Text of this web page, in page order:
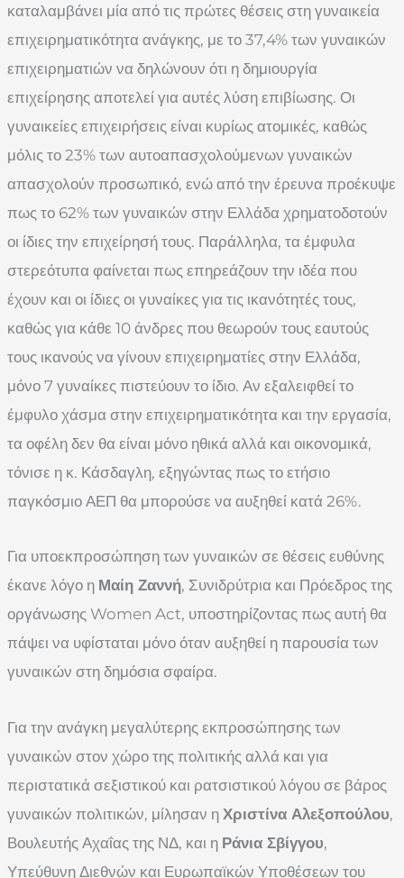
καταλαμβάνει μία από τις πρώτες θέσεις στη γυναικεία
επιχειρηματικότητα ανάγκης, με το 37,4% των γυναικών
επιχειρηματιών να δηλώνουν ότι η δημιουργία
επιχείρησης αποτελεί για αυτές λύση επιβίωσης. Οι
γυναικείες επιχειρήσεις είναι κυρίως ατομικές, καθώς
μόλις το 23% των αυτοαπασχολούμενων γυναικών
απασχολούν προσωπικό, ενώ από την έρευνα προέκυψε
πως το 62% των γυναικών στην Ελλάδα χρηματοδοτούν
οι ίδιες την επιχείρησή τους. Παράλληλα, τα έμφυλα
στερεότυπα φαίνεται πως επηρεάζουν την ιδέα που
έχουν και οι ίδιες οι γυναίκες για τις ικανότητές τους,
καθώς για κάθε 10 άνδρες που θεωρούν τους εαυτούς
τους ικανούς να γίνουν επιχειρηματίες στην Ελλάδα,
μόνο 7 γυναίκες πιστεύουν το ίδιο. Αν εξαλειφθεί το
έμφυλο χάσμα στην επιχειρηματικότητα και την εργασία,
τα οφέλη δεν θα είναι μόνο ηθικά αλλά και οικονομικά,
τόνισε η κ. Κάσδαγλη, εξηγώντας πως το ετήσιο
παγκόσμιο ΑΕΠ θα μπορούσε να αυξηθεί κατά 26%.
Για υποεκπροσώπηση των γυναικών σε θέσεις ευθύνης
έκανε λόγο η Μαίη Ζαννή, Συνιδρύτρια και Πρόεδρος της
οργάνωσης Women Act, υποστηρίζοντας πως αυτή θα
πάψει να υφίσταται μόνο όταν αυξηθεί η παρουσία των
γυναικών στη δημόσια σφαίρα.
Για την ανάγκη μεγαλύτερης εκπροσώπησης των
γυναικών στον χώρο της πολιτικής αλλά και για
περιστατικά σεξιστικού και ρατσιστικού λόγου σε βάρος
γυναικών πολιτικών, μίλησαν η Χριστίνα Αλεξοπούλου,
Βουλευτής Αχαΐας της ΝΔ, και η Ράνια Σβίγγου,
Υπεύθυνη Διεθνών και Ευρωπαϊκών Υποθέσεων του